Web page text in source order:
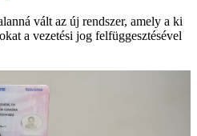
vált az új rendszer, amely a ki
a vezetési jog felfüggesztésével